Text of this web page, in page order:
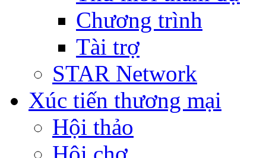
Chương trình
Tài trợ
STAR Network
Xúc tiến thương mại
Hội thảo